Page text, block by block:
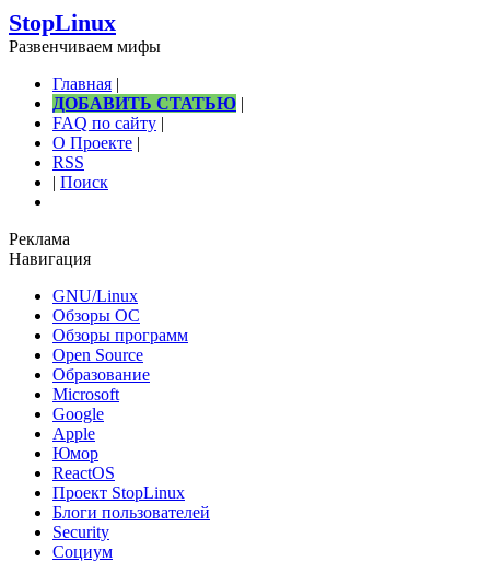
StopLinux
Развенчиваем мифы
Главная |
ДОБАВИТЬ СТАТЬЮ |
FAQ по сайту |
О Проекте |
RSS
| Поиск
Реклама
Навигация
GNU/Linux
Обзоры ОС
Обзоры программ
Open Source
Образование
Microsoft
Google
Apple
Юмор
ReactOS
Проект StopLinux
Блоги пользователей
Security
Социум